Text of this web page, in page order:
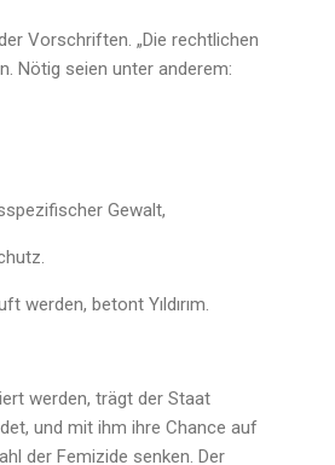
Vorschriften. „Die rechtlichen
Nötig seien unter anderem:
Gewalt,
betont Yıldırım.
werden, trägt der Staat
und mit ihm ihre Chance auf
der Femizide senken. Der